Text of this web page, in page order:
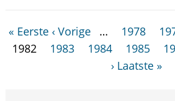
« Eerste ‹ Vorige … 1978
1982
1983 1984 1985
› Laatste »